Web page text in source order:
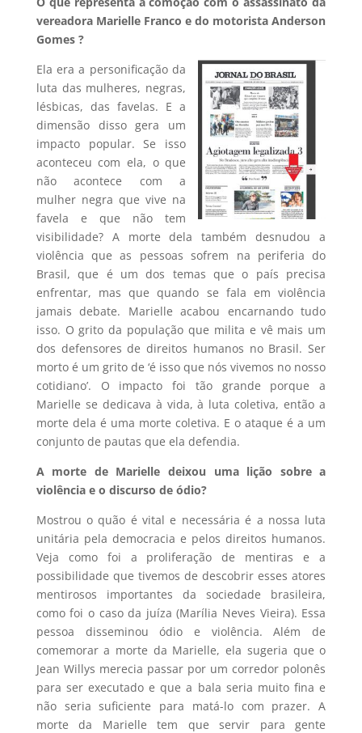
vereadora Marielle Franco e do motorista Anderson
Gomes ?
Ela era a personificação da
luta das mulheres, negras,
lésbicas, das favelas. E a
dimensão disso gera um
impacto popular. Se isso
aconteceu com ela, o que
não acontece com a
mulher negra que vive na
favela e que não tem
visibilidade? A morte dela também desnudou a
violência que as pessoas sofrem na periferia do
Brasil, que é um dos temas que o país precisa
enfrentar, mas que quando se fala em violência
jamais debate. Marielle acabou encarnando tudo
isso. O grito da população que milita e vê mais um
dos defensores de direitos humanos no Brasil. Ser
morto é um grito de ‘é isso que nós vivemos no nosso
cotidiano’. O impacto foi tão grande porque a
Marielle se dedicava à vida, à luta coletiva, então a
morte dela é uma morte coletiva. E o ataque é a um
conjunto de pautas que ela defendia.
A morte de Marielle deixou uma lição sobre a
violência e o discurso de ódio?
Mostrou o quão é vital e necessária é a nossa luta
unitária pela democracia e pelos direitos humanos.
Veja como foi a proliferação de mentiras e a
possibilidade que tivemos de descobrir esses atores
mentirosos importantes da sociedade brasileira,
como foi o caso da juíza (Marília Neves Vieira). Essa
pessoa disseminou ódio e violência. Além de
comemorar a morte da Marielle, ela sugeria que o
Jean Willys merecia passar por um corredor polonês
para ser executado e que a bala seria muito fina e
não seria suficiente para matá-lo com prazer. A
morte da Marielle tem que servir para gente